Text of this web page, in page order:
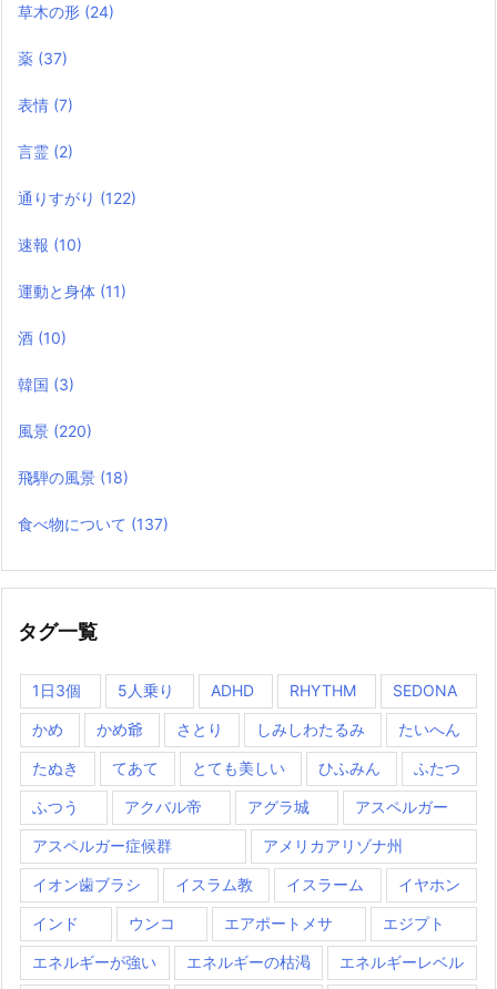
草木の形 (24)
薬 (37)
表情 (7)
言霊 (2)
通りすがり (122)
速報 (10)
運動と身体 (11)
酒 (10)
韓国 (3)
風景 (220)
飛騨の風景 (18)
食べ物について (137)
タグ一覧
1日3個 5人乗り ADHD RHYTHM SEDONA
かめ かめ爺 さとり しみしわたるみ たいへん
たぬき てあて とても美しい ひふみん ふたつ
ふつう アクバル帝 アグラ城 アスペルガー
アスペルガー症候群 アメリカアリゾナ州
イオン歯ブラシ イスラム教 イスラーム イヤホン
インド ウンコ エアポートメサ エジプト
エネルギーが強い エネルギーの枯渇 エネルギーレベル